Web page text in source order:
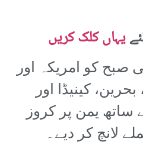
یہاں کلک کریں
2024ء کی صبح کو امریکہ اور
کینیڈا اور
ساتھ یمن پر کروز
لانچ کر دیے۔